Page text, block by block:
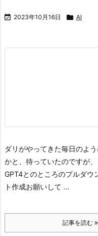
 2023年10月16日  AI
ダリがやってきた毎日のよ
かと、待っていたのですが
GPT4とのところのプルダウ
ト作成お願いして ...
記事を読む